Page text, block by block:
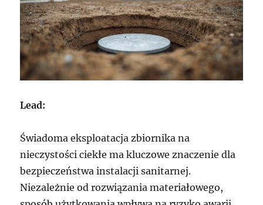
Lead:
Świadoma eksploatacja zbiornika na
nieczystości ciekłe ma kluczowe znaczenie dla
bezpieczeństwa instalacji sanitarnej.
Niezależnie od rozwiązania materiałowego,